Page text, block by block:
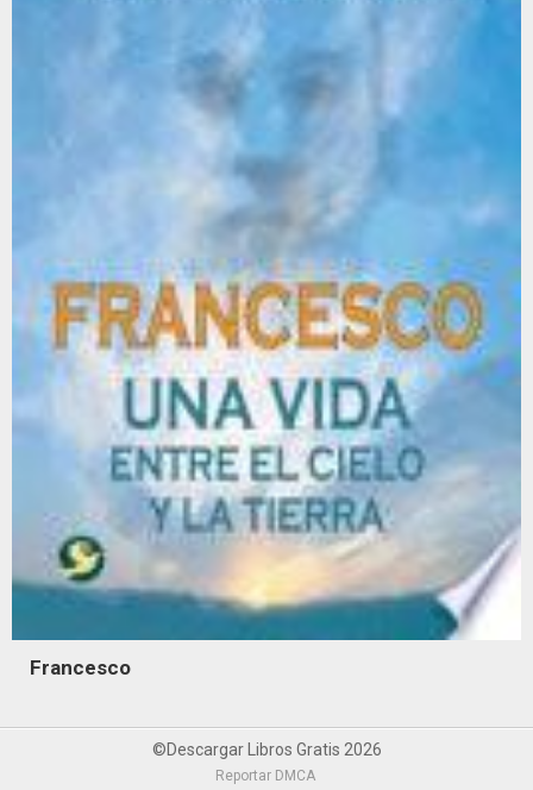
Francesco
©Descargar Libros Gratis 2026
Reportar DMCA